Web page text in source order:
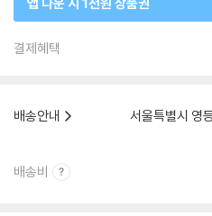
결제혜택
배송안내
서울특별시 영
배송비